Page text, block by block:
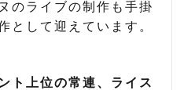
のライブの制作も手掛
として迎えています。
ト上位の常連、ライス